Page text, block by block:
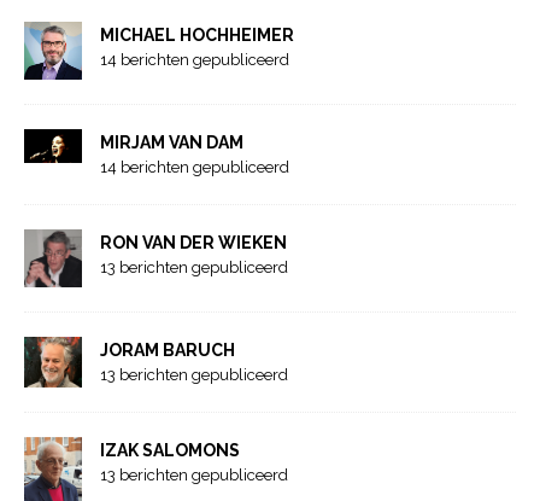
MICHAEL HOCHHEIMER
14 berichten gepubliceerd
MIRJAM VAN DAM
14 berichten gepubliceerd
RON VAN DER WIEKEN
13 berichten gepubliceerd
JORAM BARUCH
13 berichten gepubliceerd
IZAK SALOMONS
13 berichten gepubliceerd